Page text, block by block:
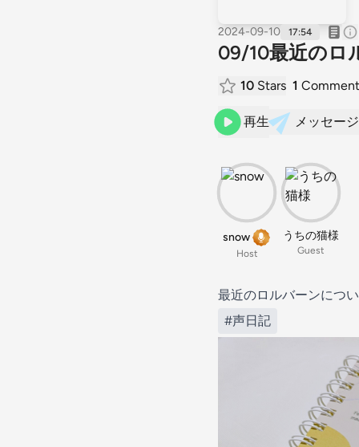
2024-09-10 17:54
09/10最近のロ
10 Stars 1 Comment
再生 メッセー
snow
Host
うちの猫様
Guest
最近のロルバーンにつ
#声日記